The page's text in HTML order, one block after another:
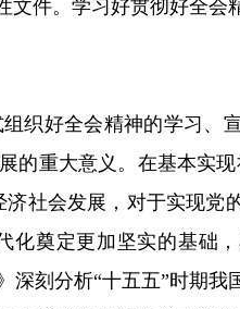
件。学习好贯彻好全会
织好全会精神的学习、
的重大意义。在基本实
社会发展，对于实现党
化奠定更加坚实的基础
刻分析“十五五”时期我